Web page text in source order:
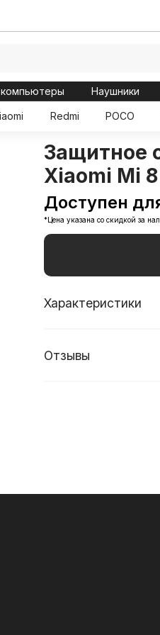
компьютеры Наушники
Redmi POCO
Защитное
Xiaomi Mi 8
Доступен
*Цена указана со скидкой за
Характеристики
Отзывы